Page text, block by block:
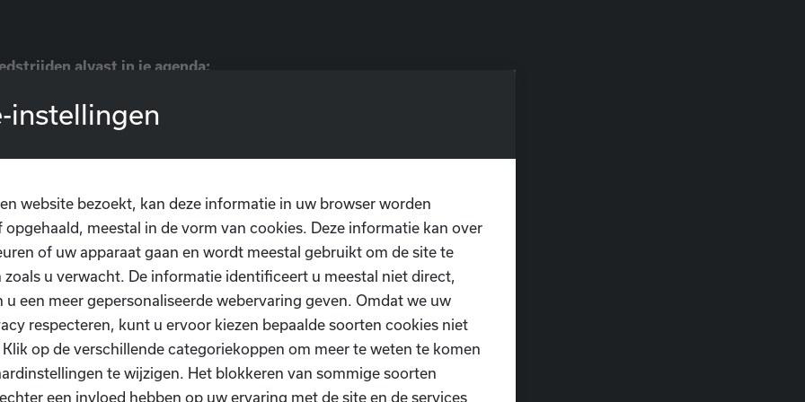
alvast in je agenda:
om
21.00 uur
🇪🇬
om05.00 uur
– België 🇧🇪
supporteren voor de Rode Duivels en beleef de spanning van het WK op
instellingen
website bezoekt, kan deze informatie in uw browser worden
opgehaald, meestal in de vorm van cookies. Deze informatie kan over
of uw apparaat gaan en wordt meestal gebruikt om de site te
zoals u verwacht. De informatie identificeert u meestal niet direct,
u een meer gepersonaliseerde webervaring geven. Omdat we uw
respecteren, kunt u ervoor kiezen bepaalde soorten cookies niet
op de verschillende categoriekoppen om meer te weten te komen
te wijzigen. Het blokkeren van sommige soorten
een invloed hebben op uw ervaring met de site en de services